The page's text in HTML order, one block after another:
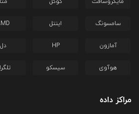
سامسونگ اینتل
آمازون HP دل
هوآوی سیسکو
مراکز داده